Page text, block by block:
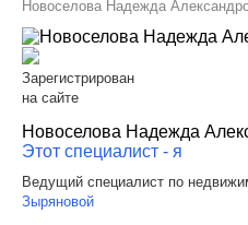
Новоселова Надежда
Зарегистрирован
на сайте
Новоселова Надежда
Этот специалист - я
Ведущий специалист по
Зыряновой